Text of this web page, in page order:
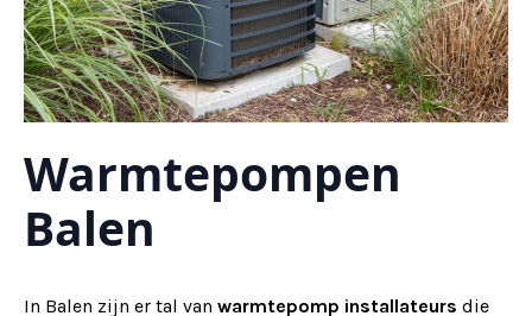
Warmtepompen
Balen
In Balen zijn er tal van warmtepomp installateurs die